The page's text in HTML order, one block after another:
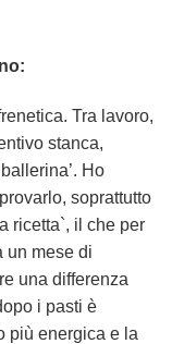
Tra lavoro,
stanca,
Ho
soprattutto
ricetta`, il che per
un mese di
una differenza
i pasti è
più energica e la